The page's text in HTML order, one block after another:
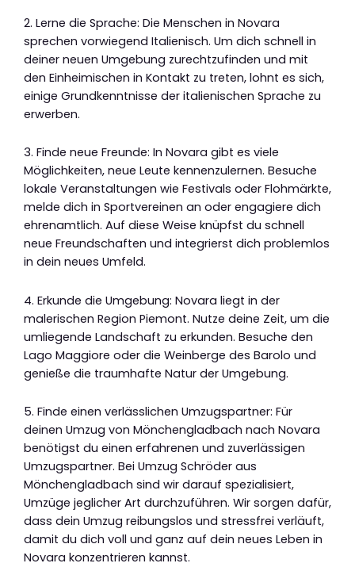
2. Lerne die Sprache: Die Menschen in Novara
sprechen vorwiegend Italienisch. Um dich schnell in
deiner neuen Umgebung zurechtzufinden und mit
den Einheimischen in Kontakt zu treten, lohnt es sich,
einige Grundkenntnisse der italienischen Sprache zu
erwerben.
3. Finde neue Freunde: In Novara gibt es viele
Möglichkeiten, neue Leute kennenzulernen. Besuche
lokale Veranstaltungen wie Festivals oder Flohmärkte,
melde dich in Sportvereinen an oder engagiere dich
ehrenamtlich. Auf diese Weise knüpfst du schnell
neue Freundschaften und integrierst dich problemlos
in dein neues Umfeld.
4. Erkunde die Umgebung: Novara liegt in der
malerischen Region Piemont. Nutze deine Zeit, um die
umliegende Landschaft zu erkunden. Besuche den
Lago Maggiore oder die Weinberge des Barolo und
genieße die traumhafte Natur der Umgebung.
5. Finde einen verlässlichen Umzugspartner: Für
deinen Umzug von Mönchengladbach nach Novara
benötigst du einen erfahrenen und zuverlässigen
Umzugspartner. Bei Umzug Schröder aus
Mönchengladbach sind wir darauf spezialisiert,
Umzüge jeglicher Art durchzuführen. Wir sorgen dafür,
dass dein Umzug reibungslos und stressfrei verläuft,
damit du dich voll und ganz auf dein neues Leben in
Novara konzentrieren kannst.